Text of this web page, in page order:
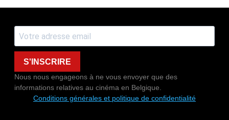
S'INSCRIRE
Nous nous engageons à ne vous envoyer que des
informations relatives au cinéma en Belgique.
Conditions générales et politique de confidentialité